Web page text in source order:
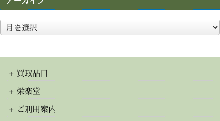
ア
ー
イ
買取品目
栄楽堂
ご利用案内